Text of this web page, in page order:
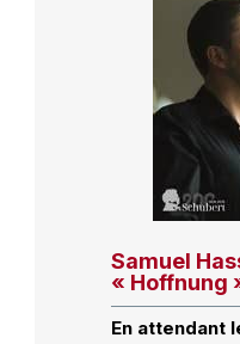
Samuel
« Hoffnung
En attendant